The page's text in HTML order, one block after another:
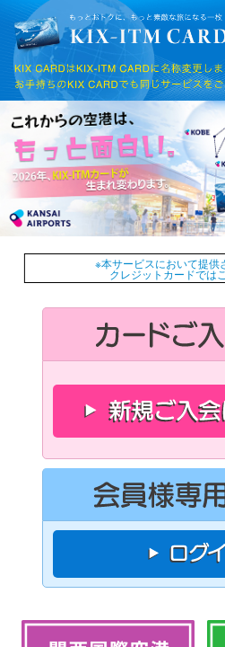
※本サービスにおいて提供
クレジットカードでは